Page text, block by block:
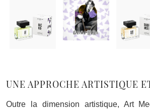
UNE APPROCHE ARTISTIQUE
Outre la dimension artistique, Art